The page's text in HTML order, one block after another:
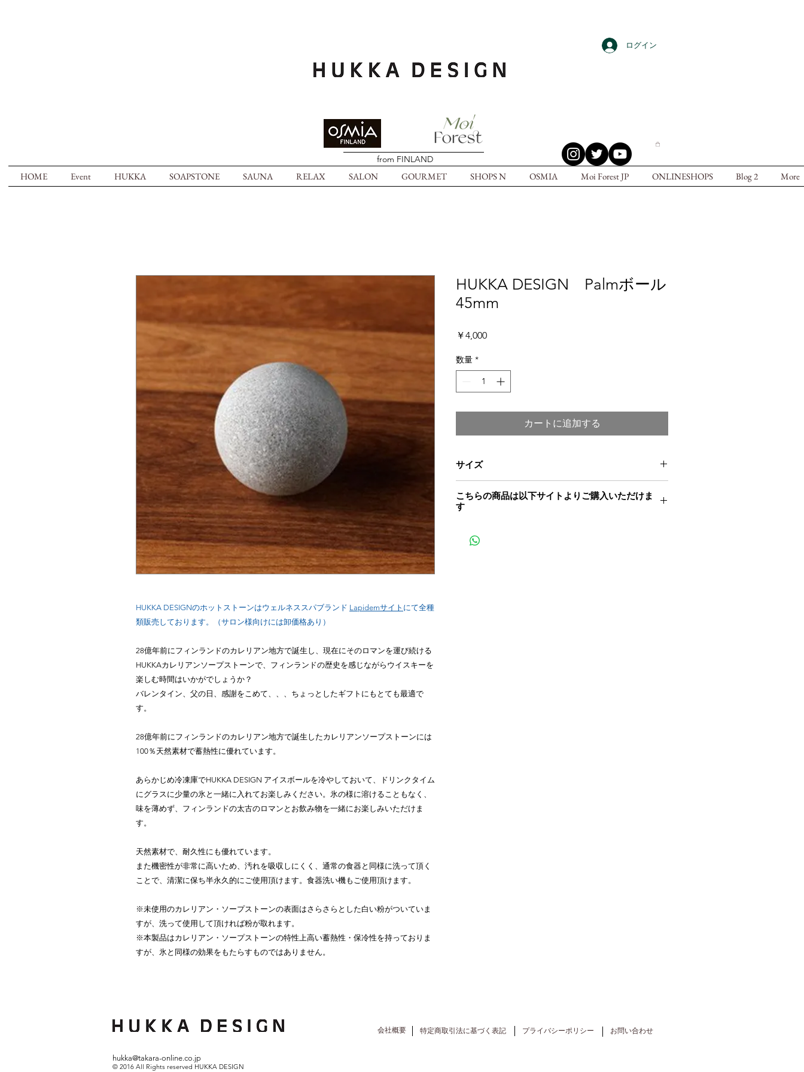
ログイン
from FINLAND
HOME Event HUKKA SOAPSTONE SAUNA RELAX SALON GOURMET SHOPS N OSMIA Moi Forest JP ONLINESHOPS Blog 2 More
HUKKA DESIGNのホットストーンはウェルネススパブランド Lapidemサイト にて全種
類販売しております。（サロン様向けには卸価格あり）
28億年前にフィンランドのカレリアン地方で誕生し、現在にそのロマンを運び続ける
HUKKAカレリアンソープストーンで、フィンランドの歴史を感じながらウイスキーを
楽しむ時間はいかがでしょうか？
バレンタイン、父の日、感謝をこめて、、、ちょっとしたギフトにもとても最適で
す。
28億年前にフィンランドのカレリアン地方で誕生したカレリアンソープストーンには
100％天然素材で蓄熱性に優れています。
あらかじめ冷凍庫でHUKKA DESIGN アイスボールを冷やしておいて、ドリンクタイム
にグラスに少量の氷と一緒に入れてお楽しみください。氷の様に溶けることもなく、
味を薄めず、フィンランドの太古のロマンとお飲み物を一緒にお楽しみいただけま
す。
天然素材で、耐久性にも優れています。
また機密性が非常に高いため、汚れを吸収しにくく、通常の食器と同様に洗って頂く
ことで、清潔に保ち半永久的にご使用頂けます。食器洗い機もご使用頂けます。
※未使用のカレリアン・ソープストーンの表面はさらさらとした白い粉がついていま
すが、洗って使用して頂ければ粉が取れます。
※本製品はカレリアン・ソープストーンの特性上高い蓄熱性・保冷性を持っておりま
すが、氷と同様の効果をもたらすものではありません。
HUKKA DESIGN Palmボール
45mm
￥4,000価
数量 *
カートに追加する
サイズ
こちらの商品は以下サイトよりご購入いただけま
す
ンドLapidemサイト
会社概要 ​特定商取引法に基づく表記 ​プライバシーポリシー お問い合わせ
hukka@takara-online.co.jp
© 2016 All Rights reserved HUKKA DESIGN